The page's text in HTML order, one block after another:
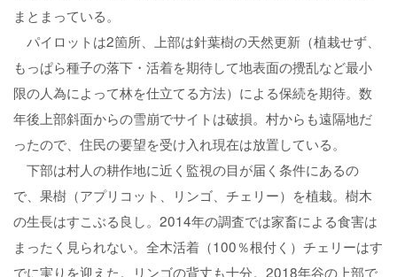
まとまっている。
パイロットは2箇所、上部は針葉樹の天然更新（植栽せず、
もっぱら種子の落下・活着を期待して地表面の攪乱など最小
限の人為によって林を仕立てる方法）による保続を期待。数
年後上部斜面からの雪崩でサイトは破損。村からも遠隔地だ
ったので、住民の要望を受け入れ現在は放置している。
下部は村人の耕作地に近く監視の目が届く条件にあるの
で、果樹（アプリコット、リンゴ、チェリー）を植栽。樹木
の生長はすこぶる良し。2014年の調査では家畜による食害は
まったく見られない。全木活着（100％根付く）チェリーはす
でに実りを迎えた。リンゴの背丈も十分。2018年谷の上部で